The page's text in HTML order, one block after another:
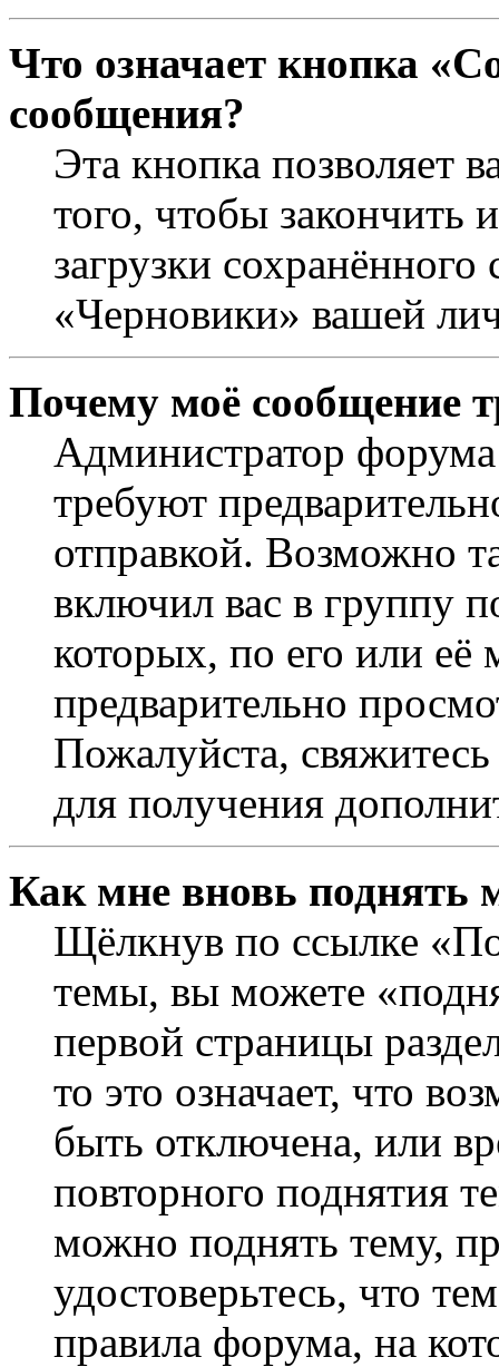
Что означает кнопка
сообщения?
Эта кнопка позволяет
того, чтобы закончить
загрузки
«Черновики» вашей
Почему моё сообщение
Администратор
требуют
отправкой. Возможно
включил вас в группу
которых, по его или
предварительно
Пожалуйста,
для получения
Как мне вновь поднять
Щёлкнув по ссылке
темы, вы можете
первой страницы
то это означает, что
быть отключена, или
повторного поднятия
можно поднять тему,
удостоверьтесь, что
правила форума, на